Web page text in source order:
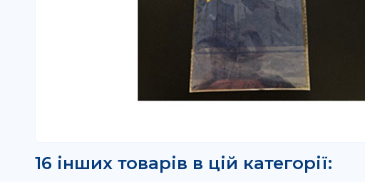
16 інших товарів в цій категорії: